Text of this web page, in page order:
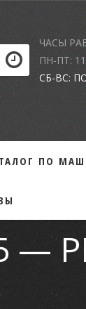
ЧАСЫ
ПН-ПТ:
СБ-ВС:
ПО
—